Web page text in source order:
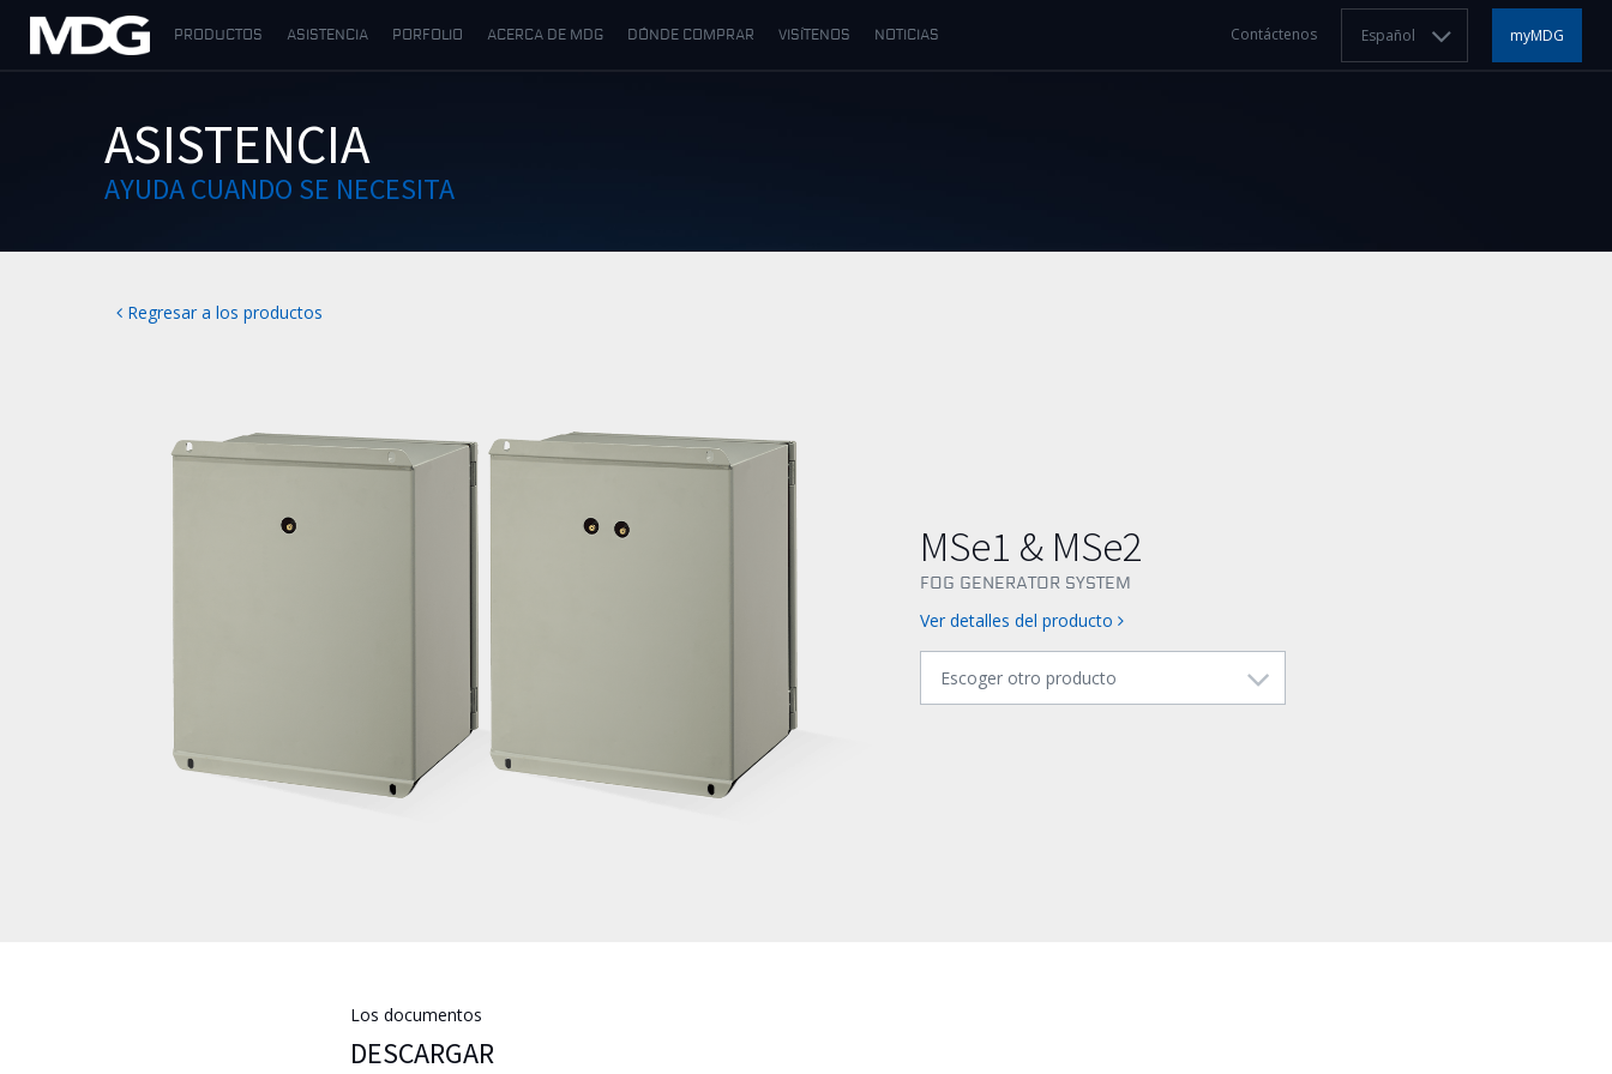
PRODUCTOS ASISTENCIA PORFOLIO ACERCA DE MDG DÓNDE COMPRAR VISÍTENOS NOTICIAS Contáctenos Español myMDG
ASISTENCIA
PORFOLIO
ACERCA DE MDG
DÓNDE COMPRAR
ASISTENCIA
AYUDA CUANDO SE NECESITA
Regresar a los productos
MSe1 & MSe2
FOG GENERATOR SYSTEM
Ver detalles del producto
Escoger otro producto
Los documentos
DESCARGAR